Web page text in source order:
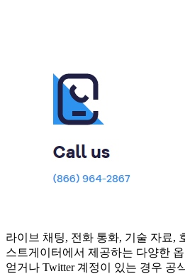
라이브 채팅, 전화 통화, 기술 자료,
스트게이터에서 제공하는 다양한
얻거나 Twitter 계정이 있는 경우 공